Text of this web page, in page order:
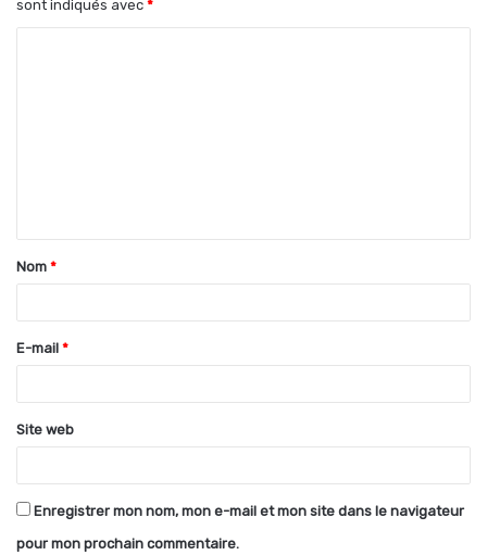
sont indiqués avec *
t
a
e
*
Nom *
E-mail *
Site web
Enregistrer mon nom, mon e-mail et mon site dans le navigateur
pour mon prochain commentaire.